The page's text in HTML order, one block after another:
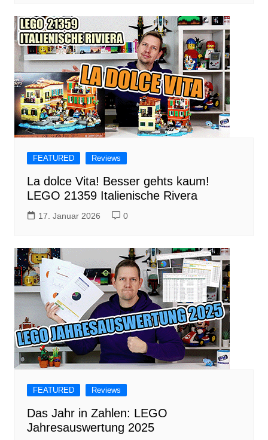
FEATURED Reviews
La dolce Vita! Besser gehts kaum!
LEGO 21359 Italienische Rivera
17. Januar 2026 0
FEATURED Reviews
Das Jahr in Zahlen: LEGO
Jahresauswertung 2025